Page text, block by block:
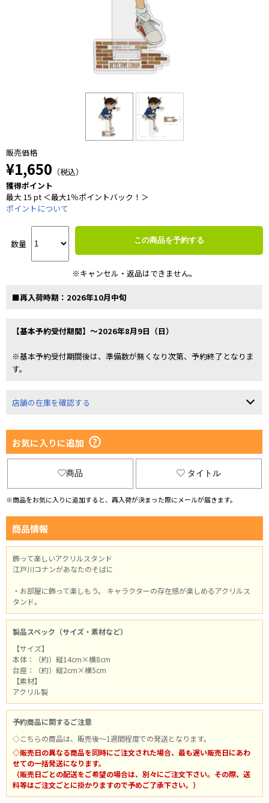
販売価格
¥1,650 （税込）
獲得ポイント
最大 15 pt ＜最大1％ポイントバック！＞
ポイントについて
数量 この商品を予約する
※キャンセル・返品はできません。
■再入荷時期：2026年10月中旬
【基本予約受付期間】～2026年8月9日（日）
※基本予約受付期間後は、準備数が無くなり次第、予約終了となりま
す。
店舗の在庫を確認する
お気に入りに追加
商品 タイトル
※商品をお気に入りに追加すると、再入荷が決まった際にメールが届きます。
商品情報
飾って楽しいアクリルスタンド
江戸川コナンがあなたのそばに
・お部屋に飾って楽しもう。 キャラクターの存在感が楽しめるアクリルス
タンド。
製品スペック（サイズ・素材など）
【サイズ】
本体：（約）縦14cm×横8cm
台座：（約）縦2cm×横5cm
【素材】
アクリル製
予約商品に関するご注意
◇こちらの商品は、販売後～1週間程度での発送となります。
◇販売日の異なる商品を同時にご注文された場合、最も遅い販売日にあわ
せての一括発送になります。
（販売日ごとの配送をご希望の場合は、別々にご注文下さい。その際、送
料等はご注文ごとに掛かりますので予めご了承下さい。）